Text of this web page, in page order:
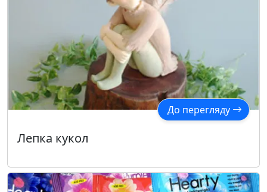
До перегляду
Лепка кукол